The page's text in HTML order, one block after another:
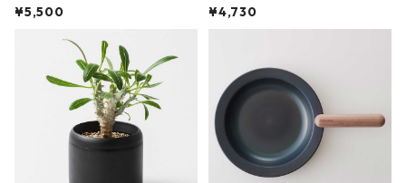
サンドカラー 石調 ideaco Station
¥5,500
石調 ideaco Umbrella Stand CUB
E ストーンサンドブラック
¥4,730